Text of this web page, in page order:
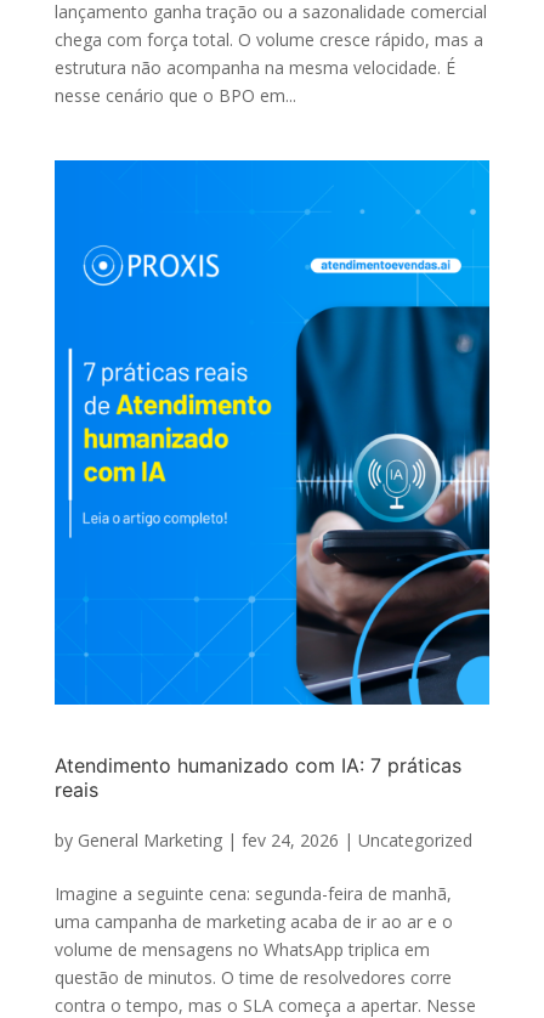
lançamento ganha tração ou a sazonalidade comercial
chega com força total. O volume cresce rápido, mas a
estrutura não acompanha na mesma velocidade. É
nesse cenário que o BPO em...
Atendimento humanizado com IA: 7 práticas
reais
by General Marketing| fev 24, 2026 | Uncategorized
Imagine a seguinte cena: segunda-feira de manhã,
uma campanha de marketing acaba de ir ao ar e o
volume de mensagens no WhatsApp triplica em
questão de minutos. O time de resolvedores corre
contra o tempo, mas o SLA começa a apertar. Nesse